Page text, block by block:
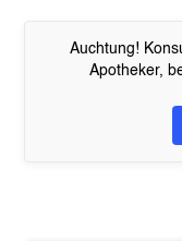
Auchtung!
Apotheker,